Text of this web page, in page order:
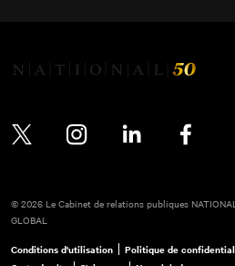
© 2026 Le Cabinet de relations publiques
GLOBAL
Conditions d'utilisation Politique de